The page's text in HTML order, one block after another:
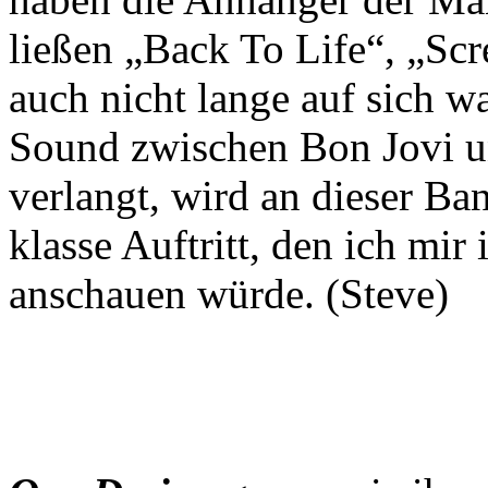
ließen „Back To Life“,
auch nicht lange auf sich
Sound zwischen Bon Jovi
verlangt, wird an dieser
klasse Auftritt, den ich mir
anschauen würde. (Steve)